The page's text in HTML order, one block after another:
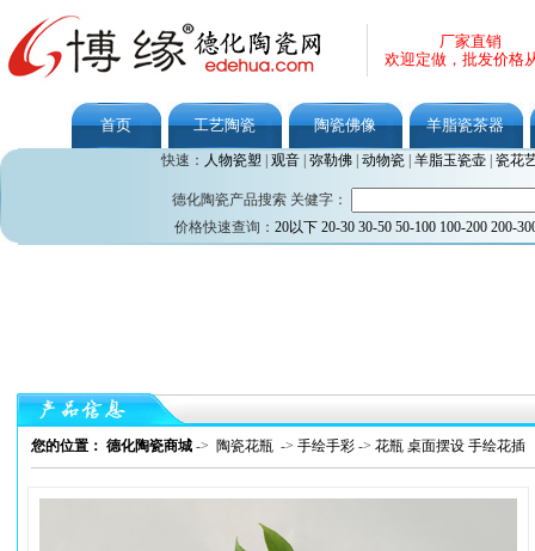
厂家直销
欢迎定做，批发价格
首页 工艺陶瓷 陶瓷佛像 羊脂瓷茶器
快速： 人物瓷塑 观音| 弥勒佛| 动物瓷| 羊脂玉瓷壶| 瓷花
德化陶瓷产品搜索 关健字：
价格快速查询： 20以下 20-30 30-50 50-100 100-200 200-
您的位置： 德化陶瓷商城 -> 陶瓷花瓶 -> 手绘手彩 -> 花瓶 桌面摆设 手绘花插